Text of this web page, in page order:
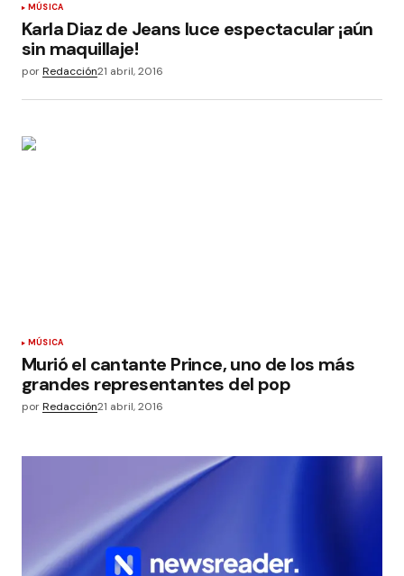
MÚSICA
Karla Diaz de Jeans luce espectacular ¡aún
sin maquillaje!
porRedacción21 abril, 2016
MÚSICA
Murió el cantante Prince, uno de los más
grandes representantes del pop
porRedacción21 abril, 2016